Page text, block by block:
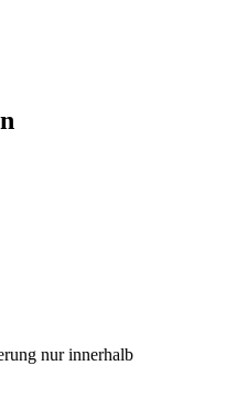
nur innerhalb